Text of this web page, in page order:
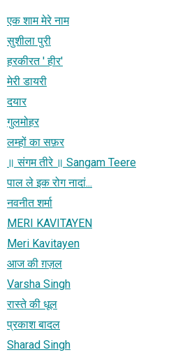
एक शाम मेरे नाम
सुशीला पुरी
हरकीरत ' हीर'
मेरी डायरी
दयार
गुलमोहर
लम्हों का सफ़र
॥ संगम तीरे ॥ Sangam Teere
पाल ले इक रोग नादां...
नवनीत शर्मा
MERI KAVITAYEN
Meri Kavitayen
आज की ग़ज़ल
Varsha Singh
रास्‍ते की धूल
प्रकाश बादल
Sharad Singh